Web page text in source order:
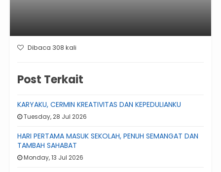
Dibaca 308 kali
Post Terkait
KARYAKU, CERMIN KREATIVITAS DAN KEPEDULIANKU
Tuesday, 28 Jul 2026
HARI PERTAMA MASUK SEKOLAH, PENUH SEMANGAT DAN
TAMBAH SAHABAT
Monday, 13 Jul 2026